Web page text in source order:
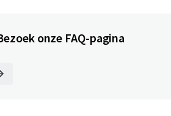
onze FAQ-pagina